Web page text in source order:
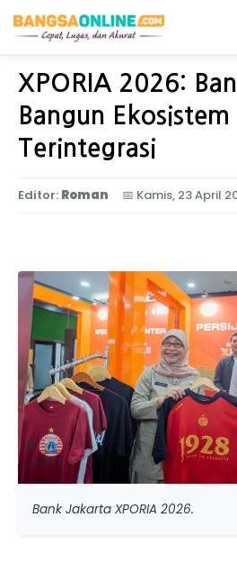
Home Ekonomi
XPORIA 2026:
Bangun
Terintegrasi
Editor: Roman 📅 Kamis, 23 April
Bank Jakarta XPORIA 2026.